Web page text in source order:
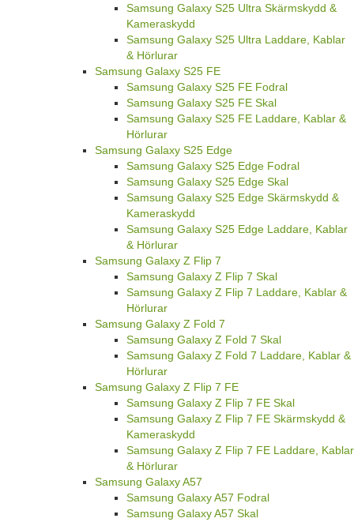
Samsung Galaxy S25 Ultra Skärmskydd &
Kameraskydd
Samsung Galaxy S25 Ultra Laddare, Kablar
& Hörlurar
Samsung Galaxy S25 FE
Samsung Galaxy S25 FE Fodral
Samsung Galaxy S25 FE Skal
Samsung Galaxy S25 FE Laddare, Kablar &
Hörlurar
Samsung Galaxy S25 Edge
Samsung Galaxy S25 Edge Fodral
Samsung Galaxy S25 Edge Skal
Samsung Galaxy S25 Edge Skärmskydd &
Kameraskydd
Samsung Galaxy S25 Edge Laddare, Kablar
& Hörlurar
Samsung Galaxy Z Flip 7
Samsung Galaxy Z Flip 7 Skal
Samsung Galaxy Z Flip 7 Laddare, Kablar &
Hörlurar
Samsung Galaxy Z Fold 7
Samsung Galaxy Z Fold 7 Skal
Samsung Galaxy Z Fold 7 Laddare, Kablar &
Hörlurar
Samsung Galaxy Z Flip 7 FE
Samsung Galaxy Z Flip 7 FE Skal
Samsung Galaxy Z Flip 7 FE Skärmskydd &
Kameraskydd
Samsung Galaxy Z Flip 7 FE Laddare, Kablar
& Hörlurar
Samsung Galaxy A57
Samsung Galaxy A57 Fodral
Samsung Galaxy A57 Skal